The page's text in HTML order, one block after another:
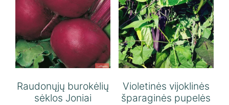
Raudonųjų burokėlių
sėklos Joniai
Violetinės vijoklinės
šparaginės pupelės